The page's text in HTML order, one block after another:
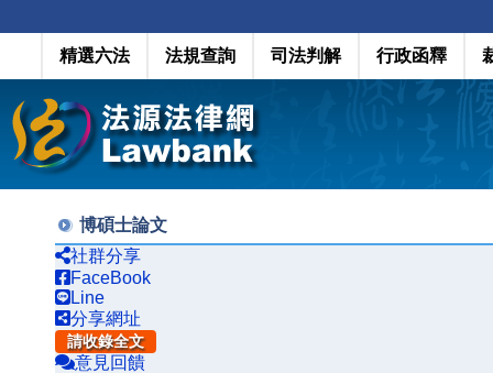
精選六法 法規查詢 司法判解 行政函釋
博碩士論文
社群分享
FaceBook
Line
分享網址
請收錄全文
意見回饋